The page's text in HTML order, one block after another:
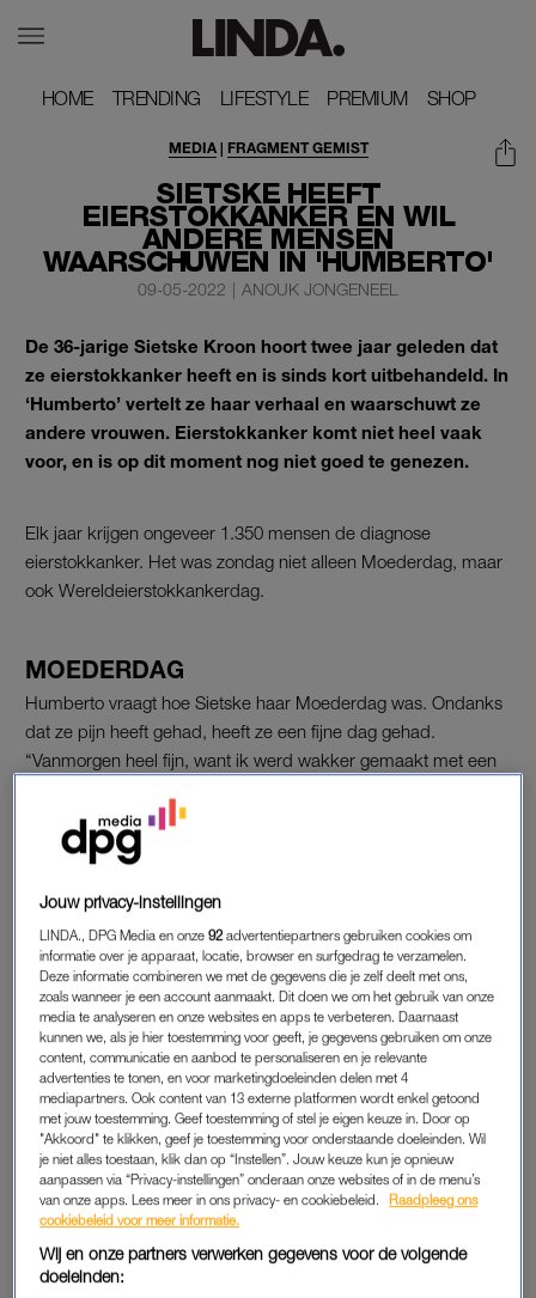
HOME
HOME TRENDING
TRENDING LIFESTYLE
LIFESTYLE PREMIUM
PREMIUM SHOP
SHOP
SIETSKE HEEFT
EIERSTOKKANKER EN WIL
ANDERE MENSEN
WAARSCHUWEN IN 'HUMBERTO'
MEDIA| FRAGMENT GEMIST
09-05-2022 | ANOUK JONGENEEL
De 36-jarige Sietske Kroon hoort twee jaar geleden dat
ze eierstokkanker heeft en is sinds kort uitbehandeld. In
‘Humberto’ vertelt ze haar verhaal en waarschuwt ze
andere vrouwen. Eierstokkanker komt niet heel vaak
voor, en is op dit moment nog niet goed te genezen.
Elk jaar krijgen ongeveer 1.350 mensen de diagnose
eierstokkanker. Het was zondag niet alleen Moederdag, maar
ook Wereldeierstokkankerdag.
MOEDERDAG
Humberto vraagt hoe Sietske haar Moederdag was. Ondanks
dat ze pijn heeft gehad, heeft ze een fijne dag gehad.
“Vanmorgen heel fijn, want ik werd wakker gemaakt met een
“Met tekeningen en knutselwerkjes van school die al twee
weken ‘verstopt’ lagen.” Toch zit Sietske niet bij
over Moederdag te praten, want ze wil andere vrouwen
waarschuwen voor de eierstokkanker.
“Als het mij niet meer kan helpen, dan hoop ik dat het de
volgende kan helpen”, vertelt ze. “In mijn geval was het
gewoon domme pech dat ik het had, het is ook geen erfelijke
variant.”
Sietske merkt dat haar omgeving wel op de hoogte was van
borstkanker of baarmoederhalskanker, maar dat er veel
vragen zijn over eierstokkanker. Humberto vraagt daarom wat
voor klachten Sietske had. “Ik had opstoppingen in mijn
darmen”, vertelt ze. “Ik kon niet meer naar de wc, ik was
vermoeid.”
Jouw privacy-instellingen
LINDA., DPG Media en onze92 advertentiepartners gebruiken cookies om
informatie over je apparaat, locatie, browser en surfgedrag te verzamelen.
Deze informatie combineren we met de gegevens die je zelf deelt met ons,
zoals wanneer je een account aanmaakt. Dit doen we om het gebruik van onze
media te analyseren en onze websites en apps te verbeteren. Daarnaast
kunnen we, als je hier toestemming voor geeft, je gegevens gebruiken om onze
content, communicatie en aanbod te personaliseren en je relevante
advertenties te tonen, en voor marketingdoeleinden delen met 4
mediapartners. Ook content van 13 externe platformen wordt enkel getoond
met jouw toestemming. Geef toestemming of stel je eigen keuze in. Door op
"Akkoord" te klikken, geef je toestemming voor onderstaande doeleinden. Wil
je niet alles toestaan, klik dan op “Instellen”. Jouw keuze kun je opnieuw
aanpassen via “Privacy-instellingen” onderaan onze websites of in de menu’s
van onze apps. Lees meer in ons privacy- en cookiebeleid.
Raadpleeg ons
cookiebeleid voor meer informatie.
Wij en onze partners verwerken gegevens voor de volgende
doeleinden: